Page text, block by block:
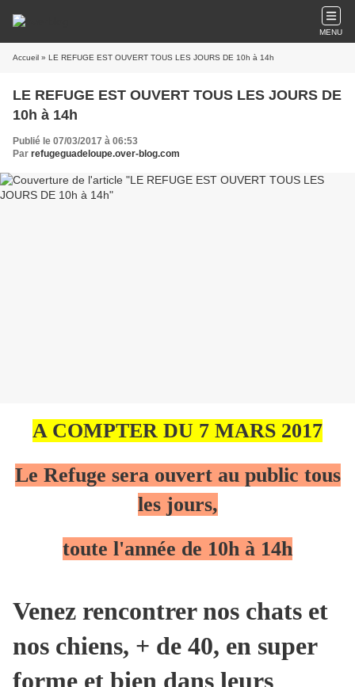
MENU
Accueil » LE REFUGE EST OUVERT TOUS LES JOURS DE 10h à 14h
LE REFUGE EST OUVERT TOUS LES JOURS DE
10h à 14h
Publié le 07/03/2017 à 06:53
Par refugeguadeloupe.over-blog.com
A COMPTER DU 7 MARS 2017
Le Refuge sera ouvert au public tous
les jours,
toute l'année de 10h à 14h
Venez rencontrer nos chats et
nos chiens, + de 40, en super
forme et bien dans leurs